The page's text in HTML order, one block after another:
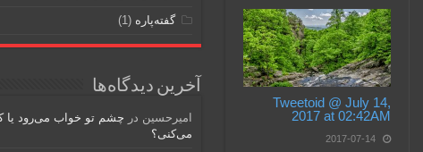
Tweetoid @ July 14,
2017 at 02:42AM
2017-07-14
گفته‌پاره (1)
آخرین دیدگاه‌ها
امیرحسین در چشم تو خواب می‌رود یا
می‌کنی؟